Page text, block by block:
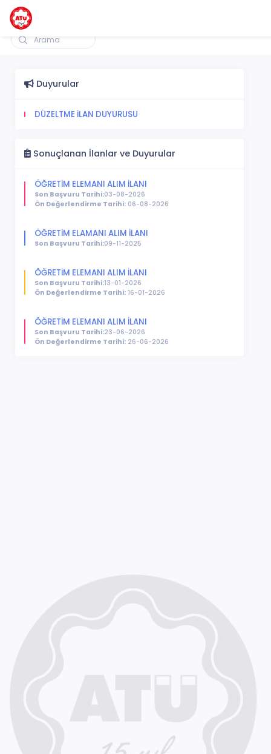
Adana Alparslan Türkeş Bilim ve Teknoloji Üniversitesi
Duyurular
DÜZELTME İLAN DUYURUSU
Sonuçlanan İlanlar ve Duyurular
ÖĞRETİM ELEMANI ALIM İLANI
Son Başvuru Tarihi:03-08-2026
Ön Değerlendirme Tarihi:06-08-2026
ÖĞRETİM ELAMANI ALIM İLANI
Son Başvuru Tarihi:09-11-2025
ÖĞRETİM ELEMANI ALIM İLANI
Son Başvuru Tarihi:13-01-2026
Ön Değerlendirme Tarihi:16-01-2026
ÖĞRETİM ELEMANI ALIM İLANI
Son Başvuru Tarihi:23-06-2026
Ön Değerlendirme Tarihi:26-06-2026